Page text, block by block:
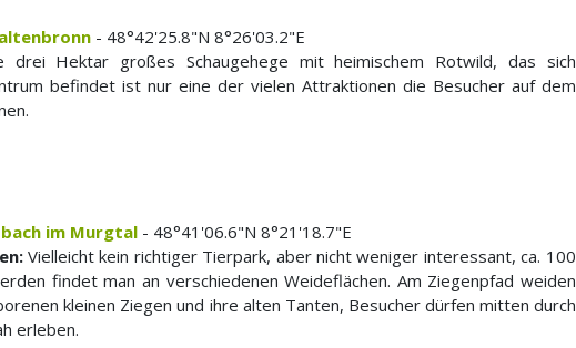
- 48°42'25.8"N 8°26'03.2"E
drei Hektar großes Schaugehege mit heimischem Rotwild, das sich
befindet ist nur eine der vielen Attraktionen die Besucher auf dem
im Murgtal - 48°41'06.6"N 8°21'18.7"E
Vielleicht kein richtiger Tierpark, aber nicht weniger interessant, ca. 100
findet man an verschiedenen Weideflächen. Am Ziegenpfad weiden
kleinen Ziegen und ihre alten Tanten, Besucher dürfen mitten durch
erleben.